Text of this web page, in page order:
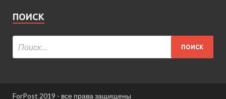
ПОИСК
ForPost 2019 - все права защищены